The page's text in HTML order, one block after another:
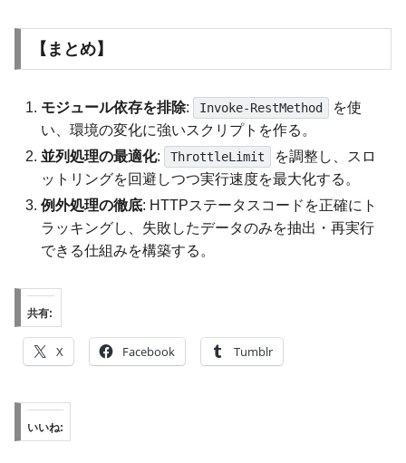
【まとめ】
モジュール依存を排除: Invoke-RestMethod
を使
い、環境の変化に強いスクリプトを作る。
並列処理の最適化: ThrottleLimit
を調整し、スロ
ットリングを回避しつつ実行速度を最大化する。
例外処理の徹底: HTTPステータスコードを正確にト
ラッキングし、失敗したデータのみを抽出・再実行
できる仕組みを構築する。
共有:
X Facebook Tumblr
いいね: